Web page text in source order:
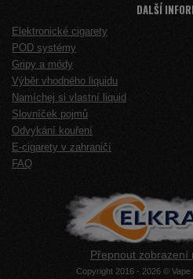
DALŠÍ
Elektronické cigarety
POD systémy
Gripy a módy
Výběr vhodného liquidu
Namíchej si vlastní liquid
Slovníček pojmů
Odvykání kouření
E-cigarety v zahraničí
FAQ
Přepnout zobrazení
Copyright 2016 - 2026 ©